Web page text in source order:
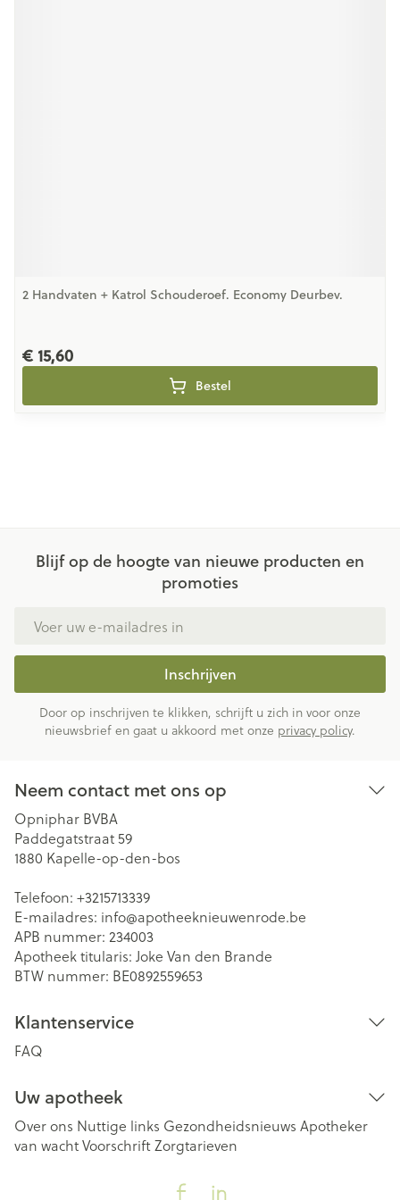
2 Handvaten + Katrol Schouderoef. Economy Deurbev.
€ 15,60
Bestel
Blijf op de hoogte van nieuwe producten en
promoties
Inschrijven
Door op inschrijven te klikken, schrijft u zich in voor onze
nieuwsbrief en gaat u akkoord met onze privacy policy.
Neem contact met ons op
Opniphar BVBA
Paddegatstraat 59
1880 Kapelle-op-den-bos
Telefoon: +3215713339
E-mailadres: info@apotheeknieuwenrode.be
APB nummer: 234003
Apotheek titularis: Joke Van den Brande
BTW nummer: BE0892559653
Klantenservice
FAQ
Uw apotheek
Over ons Nuttige links Gezondheidsnieuws Apotheker
van wachtVoorschriftZorgtarieven